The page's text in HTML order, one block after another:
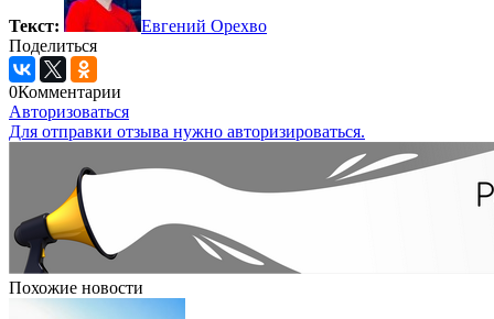
Текст:
Евгений Орехво
Поделиться
0Комментарии
Авторизоваться
Для отправки отзыва нужно авторизироваться.
Похожие новости